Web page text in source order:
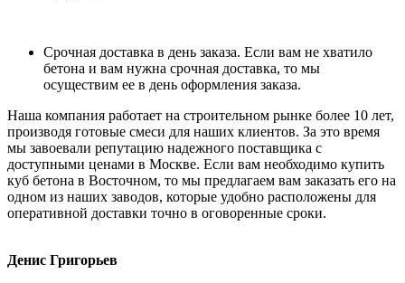
Срочная доставка в день заказа. Если вам не хватило
бетона и вам нужна срочная доставка, то мы
осуществим ее в день оформления заказа.
Наша компания работает на строительном рынке более 10 лет,
производя готовые смеси для наших клиентов. За это время
мы завоевали репутацию надежного поставщика с
доступными ценами в Москве. Если вам необходимо купить
куб бетона в Восточном, то мы предлагаем вам заказать его на
одном из наших заводов, которые удобно расположены для
оперативной доставки точно в оговоренные сроки.
Денис Григорьев